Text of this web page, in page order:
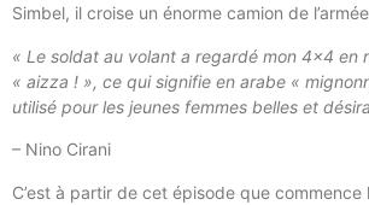
Simbel, il croise un énorme camion de
« Le soldat au volant a regardé mon 4×4 en
« aizza ! », ce qui signifie en arabe «
utilisé pour les jeunes femmes belles et
– Nino Cirani
C’est à partir de cet épisode que commence